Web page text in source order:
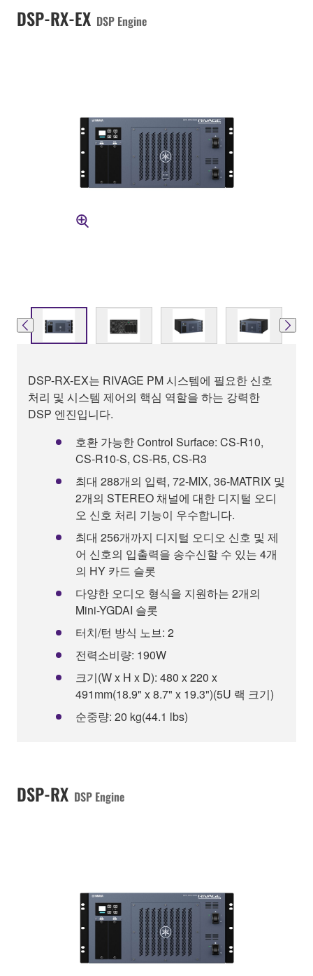
DSP-RX-EX DSP Engine
DSP-RX-EX는 RIVAGE PM 시스템에 필요한 신호
처리 및 시스템 제어의 핵심 역할을 하는 강력한
DSP 엔진입니다.
호환 가능한 Control Surface: CS-R10,
CS-R10-S, CS-R5, CS-R3
최대 288개의 입력, 72-MIX, 36-MATRIX 및
2개의 STEREO 채널에 대한 디지털 오디
오 신호 처리 기능이 우수합니다.
최대 256개까지 디지털 오디오 신호 및 제
어 신호의 입출력을 송수신할 수 있는 4개
의 HY 카드 슬롯
다양한 오디오 형식을 지원하는 2개의
Mini-YGDAI 슬롯
터치/턴 방식 노브: 2
전력소비량: 190W
크기(W x H x D): 480 x 220 x
491mm(18.9" x 8.7" x 19.3")(5U 랙 크기)
순중량: 20 kg(44.1 lbs)
DSP-RX DSP Engine